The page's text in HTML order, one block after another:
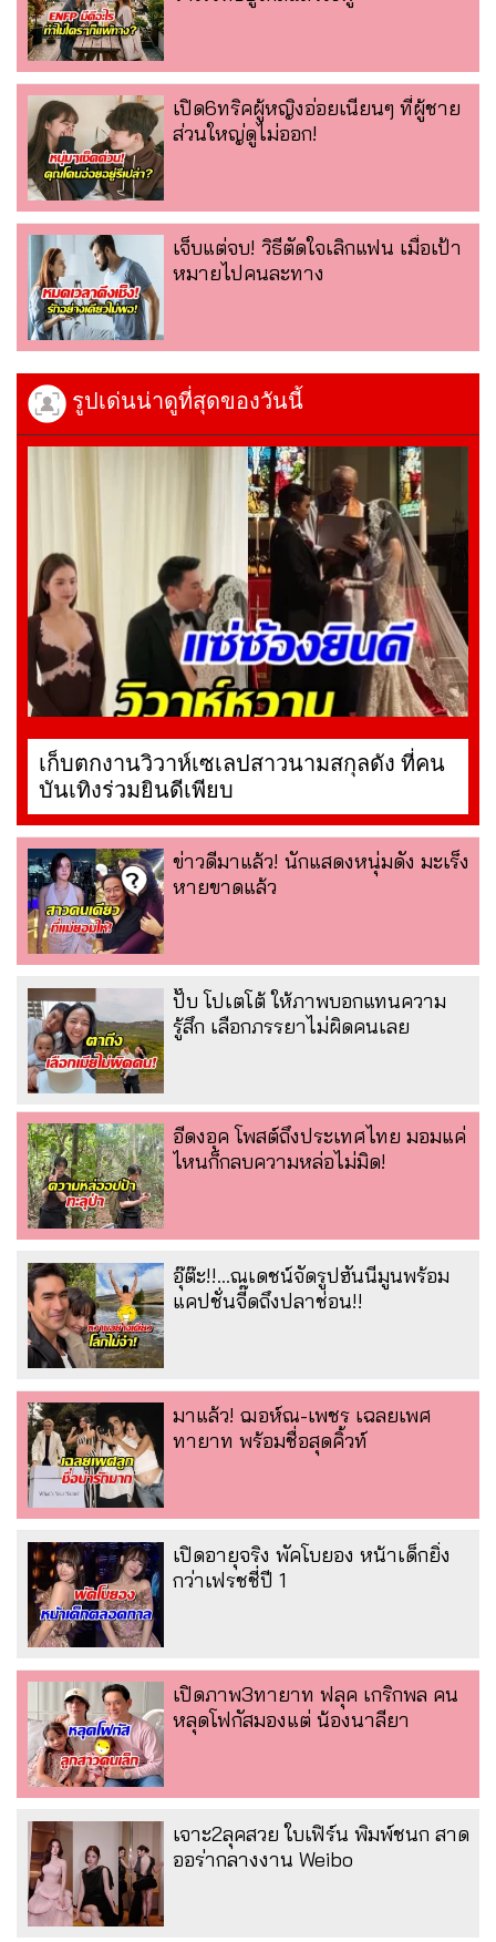
เปิด6ทริคผู้หญิงอ่อยเนียนๆ ที่ผู้ชาย
ส่วนใหญ่ดูไม่ออก!
เจ็บแต่จบ! วิธีตัดใจเลิกแฟน เมื่อเป้า
หมายไปคนละทาง
รูปเด่นน่าดูที่สุดของวันนี้
เก็บตกงานวิวาห์เซเลปสาวนามสกุลดัง ที่คน
บันเทิงร่วมยินดีเพียบ
ข่าวดีมาแล้ว! นักแสดงหนุ่มดัง มะเร็ง
หายขาดแล้ว
ปั๊บ โปเตโต้ ให้ภาพบอกแทนความ
รู้สึก เลือกภรรยาไม่ผิดคนเลย
อีดงอุค โพสต์ถึงประเทศไทย มอมแค่
ไหนก็กลบความหล่อไม่มิด!
อุ๊ต๊ะ!!...ณเดชน์จัดรูปฮันนีมูนพร้อม
แคปชั่นจี๊ดถึงปลาช่อน!!
มาแล้ว! ฌอห์ณ-เพชร เฉลยเพศ
ทายาท พร้อมชื่อสุดคิ้วท์
เปิดอายุจริง พัคโบยอง หน้าเด็กยิ่ง
กว่าเฟรชชี่ปี 1
เปิดภาพ3ทายาท ฟลุค เกริกพล คน
หลุดโฟกัสมองแต่ น้องนาลียา
เจาะ2ลุคสวย ใบเฟิร์น พิมพ์ชนก สาด
ออร่ากลางงาน Weibo